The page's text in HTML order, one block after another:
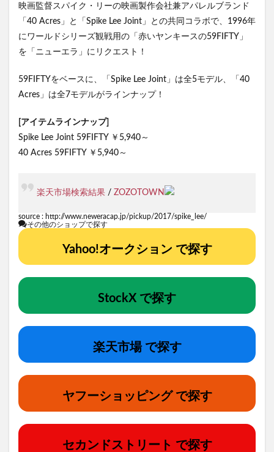
映画監督スパイク・リーの映画製作会社兼アパレルブランド
「40 Acres」と「Spike Lee Joint」との共同コラボで、1996年
にワールドシリーズ観戦用の「赤いヤンキースの59FIFTY」
を「ニューエラ」にリクエスト！
59FIFTYをベースに、「Spike Lee Joint」は全5モデル、「40
Acres」は全7モデルがラインナップ！
[アイテムラインナップ]
Spike Lee Joint 59FIFTY ￥5,940～
40 Acres 59FIFTY ￥5,940～
楽天市場検索結果 / ZOZOTOWN
source : http://www.neweracap.jp/pickup/2017/spike_lee/
その他のショップで探す
Yahoo!オークション で探す
StockX で探す
楽天市場 で探す
ヤフーショッピング で探す
セカンドストリート で探す